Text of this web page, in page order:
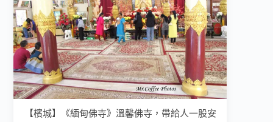
【檳城】《緬甸佛寺》溫馨佛寺，帶給人一股安